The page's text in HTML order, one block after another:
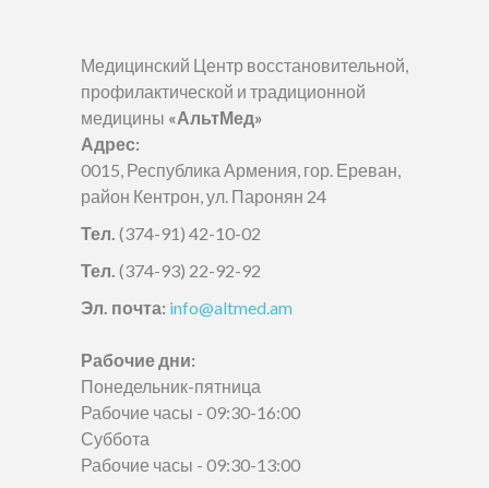
Медицинский Центр восстановительной,
профилактической и традиционной
медицины «АльтМед»
Адрес:
0015, Республика Армения, гор. Ереван,
район Кентрон, ул. Паронян 24
Тел. (374-91) 42-10-02
Тел. (374-93) 22-92-92
Эл. почта: info@altmed.am
Рабочие дни:
Понедельник-пятница
Рабочие часы - 09:30-16:00
Суббота
Рабочие часы - 09:30-13:00